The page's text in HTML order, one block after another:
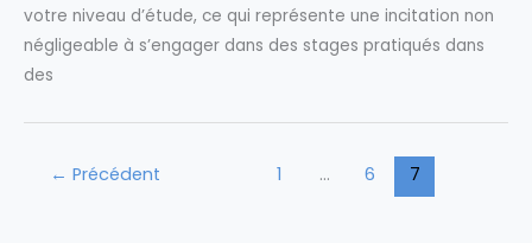
votre niveau d’étude, ce qui représente une incitation non
négligeable à s’engager dans des stages pratiqués dans
des
← Précédent 1 … 6 7